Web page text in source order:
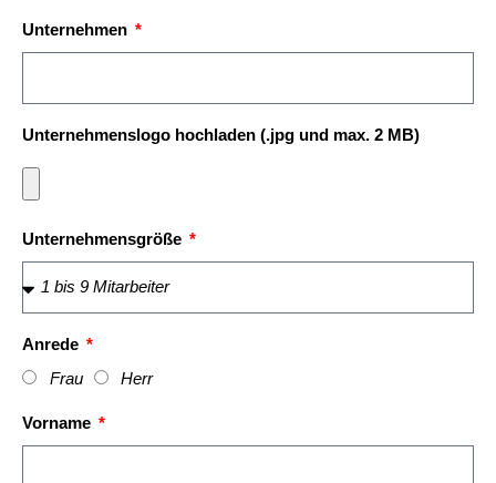
Unternehmen
Unternehmenslogo hochladen (.jpg und max. 2 MB)
Unternehmensgröße
Anrede
Frau
Herr
Vorname